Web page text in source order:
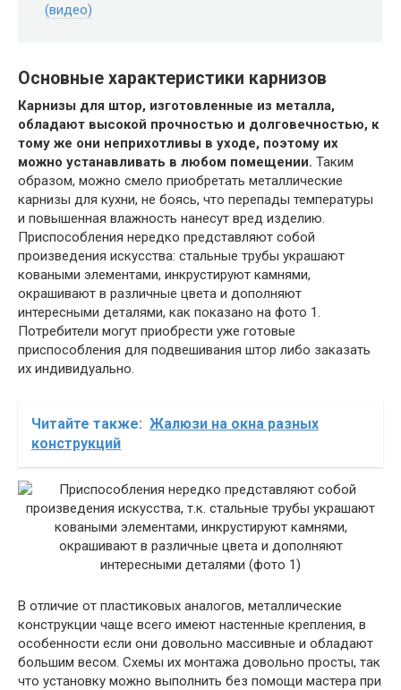
(видео)
Основные характеристики карнизов
Карнизы для штор, изготовленные из металла,
обладают высокой прочностью и долговечностью, к
тому же они неприхотливы в уходе, поэтому их
можно устанавливать в любом помещении. Таким
образом, можно смело приобретать металлические
карнизы для кухни, не боясь, что перепады температуры
и повышенная влажность нанесут вред изделию.
Приспособления нередко представляют собой
произведения искусства: стальные трубы украшают
коваными элементами, инкрустируют камнями,
окрашивают в различные цвета и дополняют
интересными деталями, как показано на фото 1.
Потребители могут приобрести уже готовые
приспособления для подвешивания штор либо заказать
их индивидуально.
Читайте также: Жалюзи на окна разных
конструкций
В отличие от пластиковых аналогов, металлические
конструкции чаще всего имеют настенные крепления, в
особенности если они довольно массивные и обладают
большим весом. Схемы их монтажа довольно просты, так
что установку можно выполнить без помощи мастера при